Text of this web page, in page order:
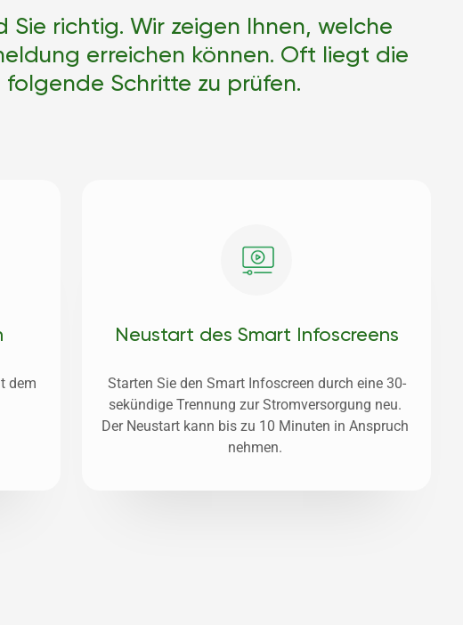
Sie richtig. Wir zeigen Ihnen, welche
erreichen können. Oft liegt die
Schritte zu prüfen.
dem
Neustart des Smart Infoscreens
Starten Sie den Smart Infoscreen durch eine 30-
sekündige Trennung zur Stromversorgung neu.
Der Neustart kann bis zu 10 Minuten in Anspruch
nehmen.